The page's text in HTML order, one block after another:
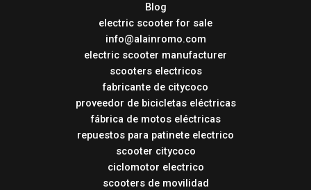
Blog
electric scooter for sale
info@alainromo.com
electric scooter manufacturer
scooters electricos
fabricante de citycoco
proveedor de bicicletas eléctricas
fábrica de motos eléctricas
repuestos para patinete electrico
scooter citycoco
ciclomotor electrico
scooters de movilidad